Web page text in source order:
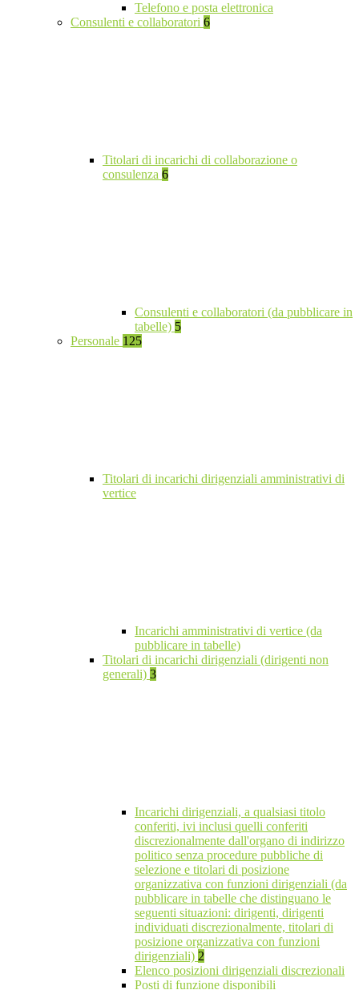
Telefono e posta elettronica
Consulenti e collaboratori 6
Titolari di incarichi di collaborazione o
consulenza 6
Consulenti e collaboratori (da pubblicare in
tabelle) 5
Personale 125
Titolari di incarichi dirigenziali amministrativi di
vertice
Incarichi amministrativi di vertice (da
pubblicare in tabelle)
Titolari di incarichi dirigenziali (dirigenti non
generali) 3
Incarichi dirigenziali, a qualsiasi titolo
conferiti, ivi inclusi quelli conferiti
discrezionalmente dall'organo di indirizzo
politico senza procedure pubbliche di
selezione e titolari di posizione
organizzativa con funzioni dirigenziali (da
pubblicare in tabelle che distinguano le
seguenti situazioni: dirigenti, dirigenti
individuati discrezionalmente, titolari di
posizione organizzativa con funzioni
dirigenziali) 2
Elenco posizioni dirigenziali discrezionali
Posti di funzione disponibili